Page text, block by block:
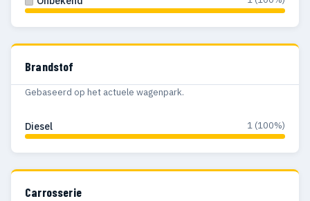
Brandstof
Gebaseerd op het actuele wagenpark.
Diesel 1 (100%)
Carrosserie